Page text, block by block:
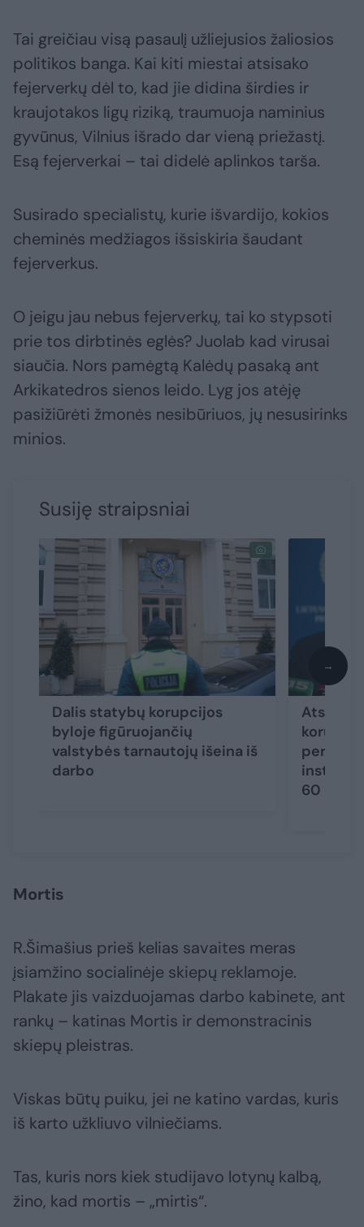
Tai greičiau visą pasaulį užliejusios žaliosios
politikos banga. Kai kiti miestai atsisako
fejerverkų dėl to, kad jie didina širdies ir
kraujotakos ligų riziką, traumuoja naminius
gyvūnus, Vilnius išrado dar vieną priežastį.
Esą fejerverkai – tai didelė aplinkos tarša.
Susirado specialistų, kurie išvardijo, kokios
cheminės medžiagos išsiskiria šaudant
fejerverkus.
O jeigu jau nebus fejerverkų, tai ko stypsoti
prie tos dirbtinės eglės? Juolab kad virusai
siaučia. Nors pamėgtą Kalėdų pasaką ant
Arkikatedros sienos leido. Lyg jos atėję
pasižiūrėti žmonės nesibūriuos, jų nesusirinks
minios.
Susiję straipsniai
Dalis statybų korupcijos
byloje figūruojančių
valstybės tarnautojų išeina iš
darbo
per 170
60
→
Mortis
R.Šimašius prieš kelias savaites meras
įsiamžino socialinėje skiepų reklamoje.
Plakate jis vaizduojamas darbo kabinete, ant
rankų – katinas Mortis ir demonstracinis
skiepų pleistras.
Viskas būtų puiku, jei ne katino vardas, kuris
iš karto užkliuvo vilniečiams.
Tas, kuris nors kiek studijavo lotynų kalbą,
žino, kad mortis – „mirtis“.